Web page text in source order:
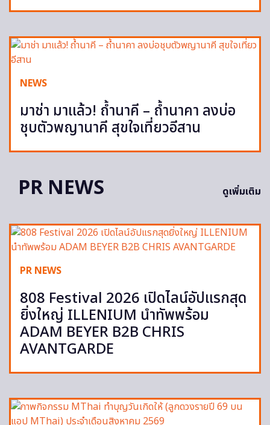
NEWS
มาช่า มาแล้ว! ถ้ำนาคี – ถ้ำนาคา ลงบ่อ
ชุบตัวพญานาคี สุขใจเที่ยวอีสาน
PR NEWS ดูเพิ่มเติม
PR NEWS
808 Festival 2026 เปิดไลน์อัปแรกสุด
ยิ่งใหญ่ ILLENIUM นำทัพพร้อม
ADAM BEYER B2B CHRIS
AVANTGARDE